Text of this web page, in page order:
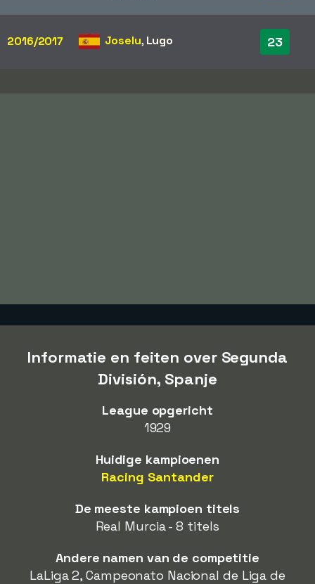
2016/2017 Joselu, Lugo 23
Informatie en feiten over Segunda
División, Spanje
League opgericht
1929
Huidige kampioenen
Racing Santander
De meeste kampioen titels
Real Murcia - 8 titels
Andere namen van de competitie
LaLiga 2, Campeonato Nacional de Liga de